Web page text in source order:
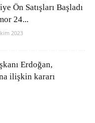
Ön Satışları Başladı
24...
2023
Erdoğan,
ilişkin kararı